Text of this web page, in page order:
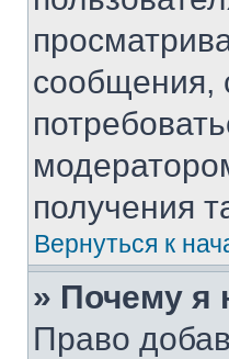
сообщения,
получения
Вернуться к
» Почему я
Право